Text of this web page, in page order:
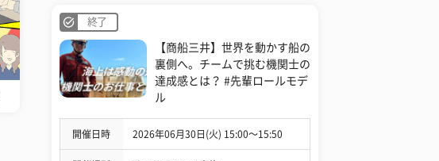
終了
【商船三井】世界を動かす船の
裏側へ。チームで挑む機関士の
達成感とは？ #先輩ロールモデ
ル
開催日時 2026年06月30日(火) 15:00〜15:50